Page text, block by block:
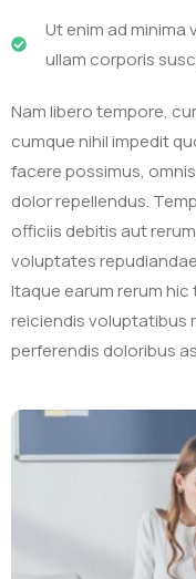
Ut enim ad
ullam corporis
Nam libero tempore,
cumque nihil impedit
facere possimus,
dolor repellendus.
officiis debitis aut
voluptates
Itaque earum rerum
reiciendis voluptatibus
perferendis doloribus